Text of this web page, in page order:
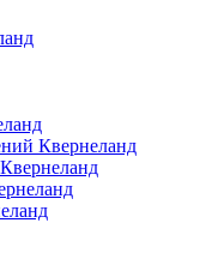
Квернеланд